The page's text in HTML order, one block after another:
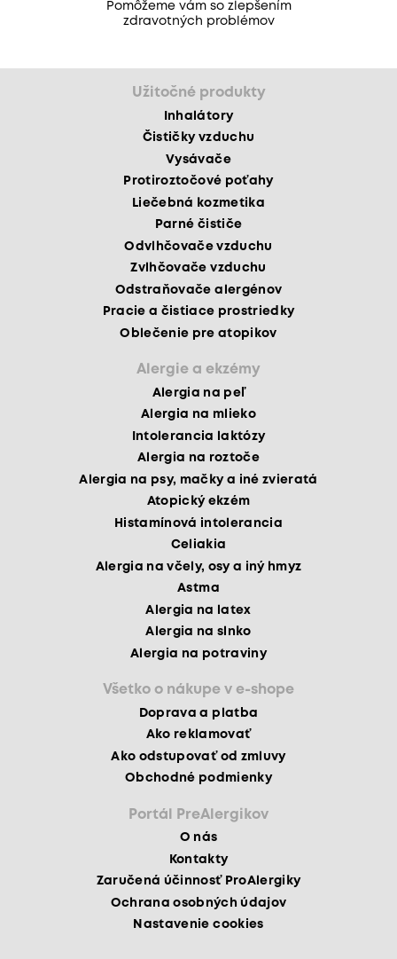
Pomôžeme vám so zlepšením
zdravotných problémov
Užitočné produkty
Inhalátory
Čističky vzduchu
Vysávače
Protiroztočové poťahy
Liečebná kozmetika
Parné čističe
Odvlhčovače vzduchu
Zvlhčovače vzduchu
Odstraňovače alergénov
Pracie a čistiace prostriedky
Oblečenie pre atopikov
Alergie a ekzémy
Alergia na peľ
Alergia na mlieko
Intolerancia laktózy
Alergia na roztoče
Alergia na psy, mačky a iné zvieratá
Atopický ekzém
Histamínová intolerancia
Celiakia
Alergia na včely, osy a iný hmyz
Astma
Alergia na latex
Alergia na slnko
Alergia na potraviny
Všetko o nákupe v e-shope
Doprava a platba
Ako reklamovať
Ako odstupovať od zmluvy
Obchodné podmienky
Portál PreAlergikov
O nás
Kontakty
Zaručená účinnosť ProAlergiky
Ochrana osobných údajov
Nastavenie cookies